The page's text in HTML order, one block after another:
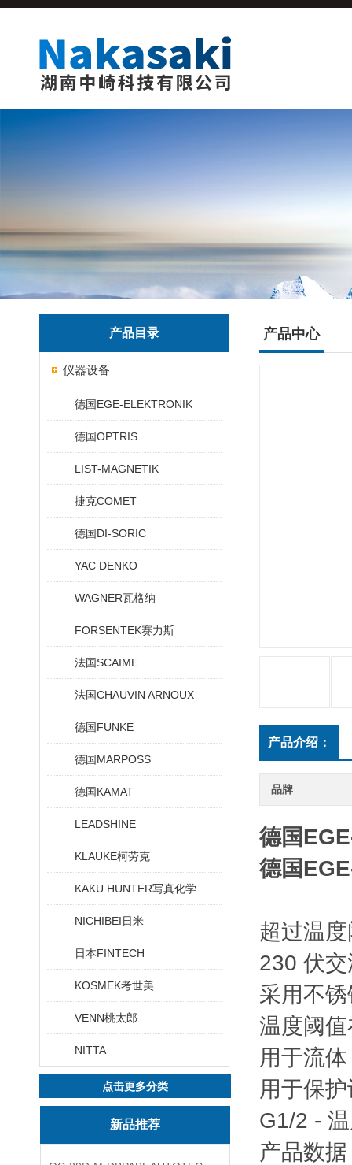
产品目录
仪器设备
德国EGE-ELEKTRONIK
德国OPTRIS
LIST-MAGNETIK
捷克COMET
德国DI-SORIC
YAC DENKO
WAGNER瓦格纳
FORSENTEK赛力斯
法国SCAIME
法国CHAUVIN ARNOUX
德国FUNKE
德国MARPOSS
德国KAMAT
LEADSHINE
KLAUKE柯劳克
KAKU HUNTER写真化学
NICHIBEI日米
日本FINTECH
KOSMEK考世美
VENN桃太郎
NITTA
点击更多分类
新品推荐
产品中心
产品介绍：
品牌
德国
德国
超过温
230 伏
采用不
温度阈
用于流体
用于保
G1/2 -
产品数据